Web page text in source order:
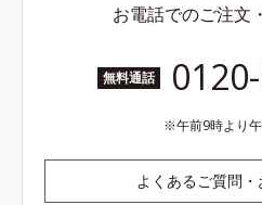
お電話でのご注文
無料通話
午前9時より
よくあるご質問